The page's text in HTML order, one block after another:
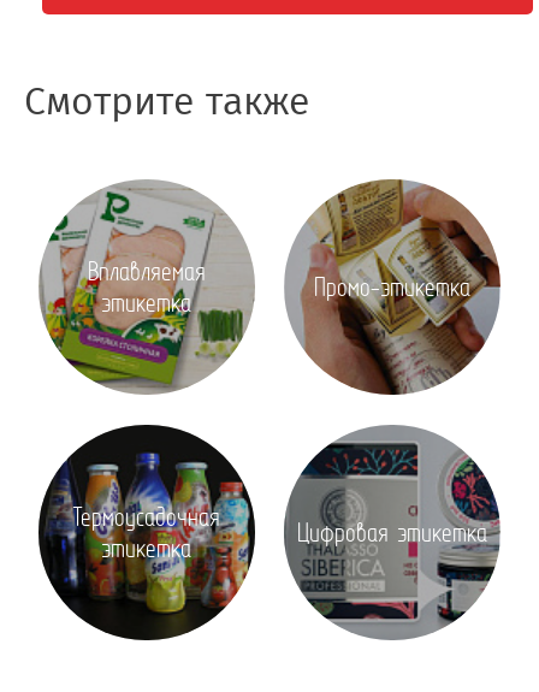
Смотрите также
Вплавляемая
этикетка
Промо-этикетка
Термоусадочная
этикетка
Цифровая этикетка